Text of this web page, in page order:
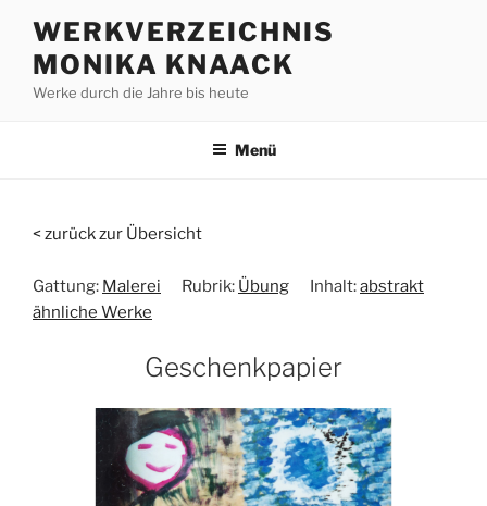
Inhalt
springen
WERKVERZEICHNIS
MONIKA KNAACK
Werke durch die Jahre bis heute
Menü
< zurück zur Übersicht
Gattung: Malerei Rubrik: Übung Inhalt:abstrakt
ähnliche Werke
Geschenkpapier